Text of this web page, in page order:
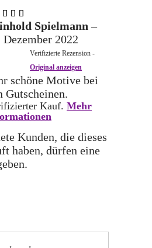
5
5
Spielmann–
Dezember 2022
Verifizierte Rezension -
Original anzeigen
schöne Motive bei
Gutscheinen.
Kauf. Mehr
Kunden, die dieses
haben, dürfen eine